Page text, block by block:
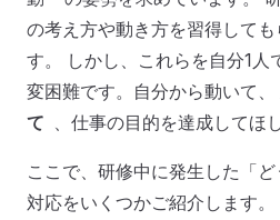
の考え方や動き方を習得して
す。 しかし、これらを自分1人
変困難です。自分から動いて、
て 、仕事の目的を達成してほ
ここで、研修中に発生した「
対応をいくつかご紹介します。